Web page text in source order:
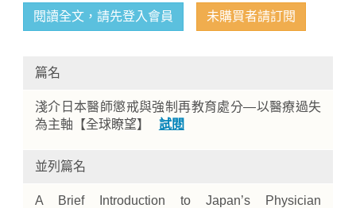
Home
閱讀全文，請先登入會員 未購買者請訂閱
篇名
淺介日本醫師懲戒與強制再教育處分—以醫療過失
為主軸【全球瞭望】 試閱
並列篇名
A Brief Introduction to Japan’s Physician